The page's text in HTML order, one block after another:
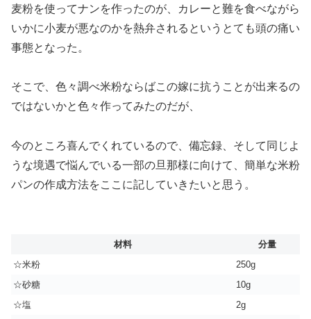
麦粉を使ってナンを作ったのが、カレーと難を食べながら
いかに小麦が悪なのかを熱弁されるというとても頭の痛い
事態となった。
そこで、色々調べ米粉ならばこの嫁に抗うことが出来るの
ではないかと色々作ってみたのだが、
今のところ喜んでくれているので、備忘録、そして同じよ
うな境遇で悩んでいる一部の旦那様に向けて、簡単な米粉
パンの作成方法をここに記していきたいと思う。
材料
分量
☆米粉
250g
☆砂糖
10g
☆塩
2g